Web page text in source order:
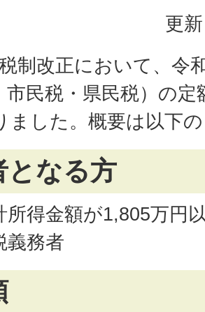
更
制改正において、令
市民税・県民税）の
ました。概要は以下
となる方
所得金額が1,805万円
義務者